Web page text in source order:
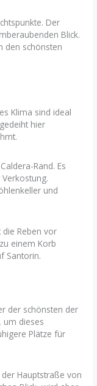
Der
Blick.
den schönsten
Klima sind ideal
gedeiht hier
Rand. Es
und
die Reben vor
einem Korb
Santorin.
der schönsten der
um dieses
Plätze für
Hauptstraße von